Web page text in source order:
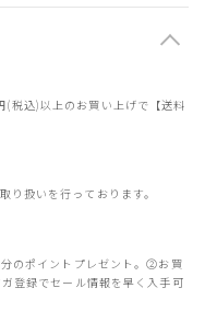
(税込)以上のお買い上げで【送料
り扱いを行っております。
のポイントプレゼント。②お買
登録でセール情報を早く入手可